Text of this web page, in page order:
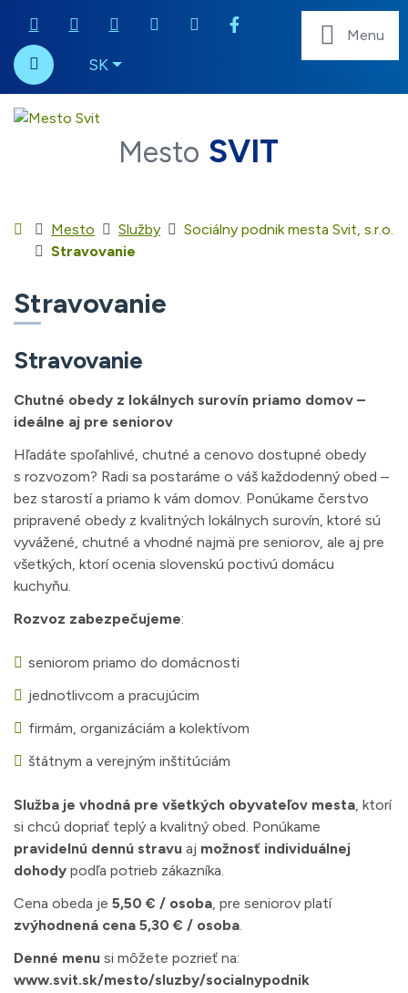
Rovno na obsah
052 / 7875 110
msu@svit.skZjednodušená verzia stránky
Mapa webu
RSS
Hľadať SKSlovensky
Mesto SVIT
Menu
Úvodná stránka
Mesto Služby
Sociálny podnik mesta Svit, s.r.o.
Stravovanie
Stravovanie
Stravovanie
Chutné obedy z lokálnych surovín priamo domov –
ideálne aj pre seniorov
Hľadáte spoľahlivé, chutné a cenovo dostupné obedy
s rozvozom? Radi sa postaráme o váš každodenný obed –
bez starostí a priamo k vám domov. Ponúkame čerstvo
pripravené obedy z kvalitných lokálnych surovín, ktoré sú
vyvážené, chutné a vhodné najmä pre seniorov, ale aj pre
všetkých, ktorí ocenia slovenskú poctivú domácu
kuchyňu.
Rozvoz zabezpečujeme:
seniorom priamo do domácnosti
jednotlivcom a pracujúcim
firmám, organizáciám a kolektívom
štátnym a verejným inštitúciám
Služba je vhodná pre všetkých obyvateľov mesta, ktorí
si chcú dopriať teplý a kvalitný obed. Ponúkame
pravidelnú dennú stravu aj možnosť individuálnej
dohody podľa potrieb zákazníka.
Cena obeda je 5,50 € / osoba, pre seniorov platí
zvýhodnená cena 5,30 € / osoba.
Denné menu si môžete pozrieť na:
www.svit.sk/mesto/sluzby/socialnypodnik